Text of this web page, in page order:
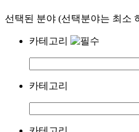
선택된 분야 (선택분야는 최소
카테고리
카테고리